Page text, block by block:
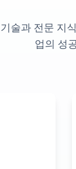
술과 전문 지
업의 성